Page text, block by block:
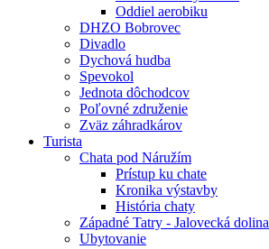
Oddiel aerobiku
DHZO Bobrovec
Divadlo
Dychová hudba
Spevokol
Jednota dôchodcov
Poľovné združenie
Zväz záhradkárov
Turista
Chata pod Náružím
Prístup ku chate
Kronika výstavby
História chaty
Západné Tatry - Jalovecká dolina
Ubytovanie